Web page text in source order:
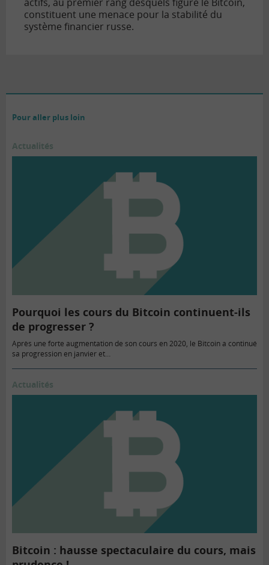
constituent une menace pour la stabilité du
système financier russe.
Pour aller plus loin
Actualités
Pourquoi les cours du Bitcoin continuent-ils
de progresser ?
Après une forte augmentation de son cours en 2020, le Bitcoin a continué
sa progression en janvier et…
Actualités
Bitcoin : hausse spectaculaire du cours, mais